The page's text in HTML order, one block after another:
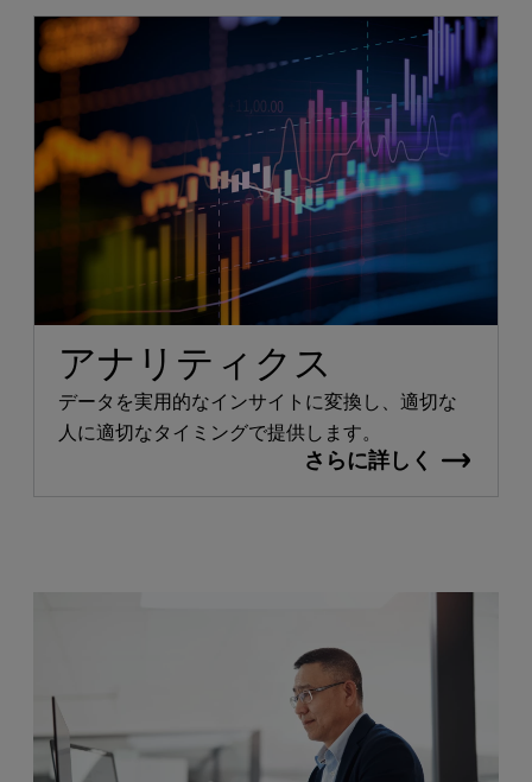
アナリティクス
データを実用的なインサイトに変換し、適切な
人に適切なタイミングで提供します。
さらに詳しく